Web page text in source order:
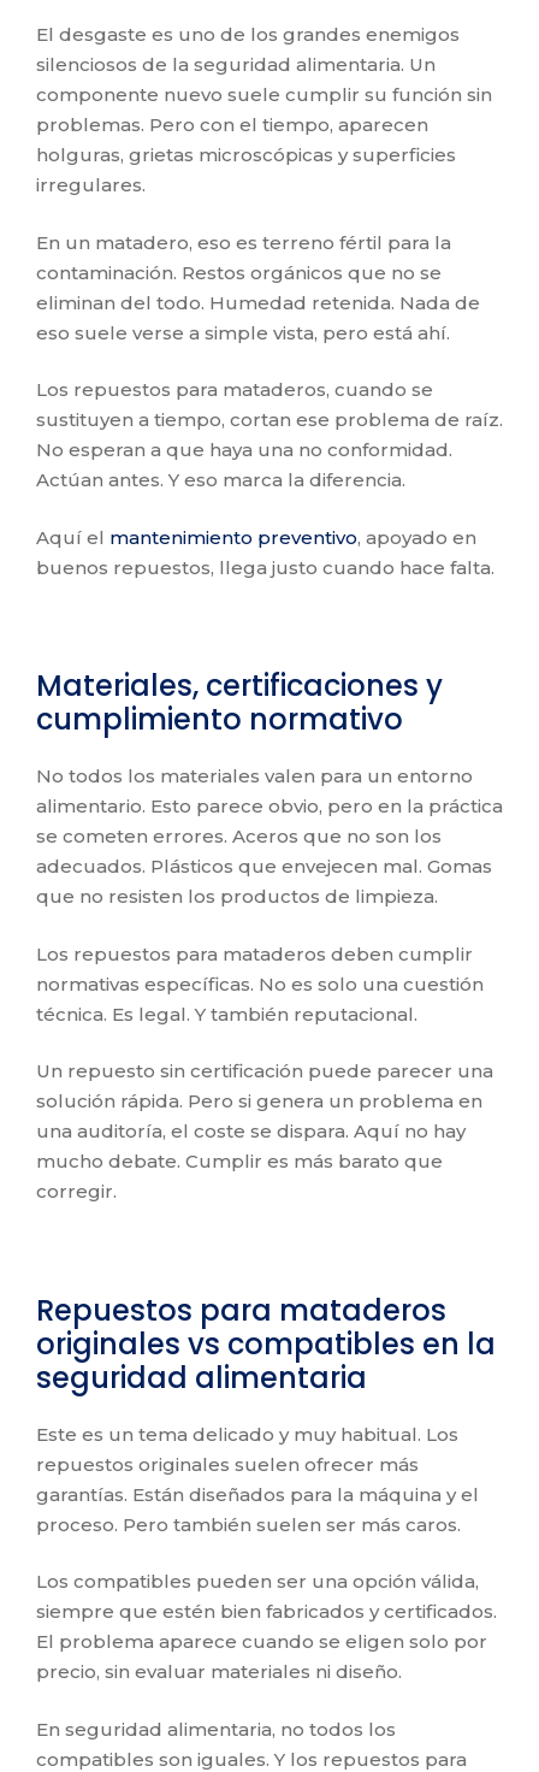
El desgaste es uno de los grandes enemigos
silenciosos de la seguridad alimentaria. Un
componente nuevo suele cumplir su función sin
problemas. Pero con el tiempo, aparecen
holguras, grietas microscópicas y superficies
irregulares.
En un matadero, eso es terreno fértil para la
contaminación. Restos orgánicos que no se
eliminan del todo. Humedad retenida. Nada de
eso suele verse a simple vista, pero está ahí.
Los repuestos para mataderos, cuando se
sustituyen a tiempo, cortan ese problema de raíz.
No esperan a que haya una no conformidad.
Actúan antes. Y eso marca la diferencia.
Aquí el mantenimiento preventivo, apoyado en
buenos repuestos, llega justo cuando hace falta.
Materiales, certificaciones y
cumplimiento normativo
No todos los materiales valen para un entorno
alimentario. Esto parece obvio, pero en la práctica
se cometen errores. Aceros que no son los
adecuados. Plásticos que envejecen mal. Gomas
que no resisten los productos de limpieza.
Los repuestos para mataderos deben cumplir
normativas específicas. No es solo una cuestión
técnica. Es legal. Y también reputacional.
Un repuesto sin certificación puede parecer una
solución rápida. Pero si genera un problema en
una auditoría, el coste se dispara. Aquí no hay
mucho debate. Cumplir es más barato que
corregir.
Repuestos para mataderos
originales vs compatibles en la
seguridad alimentaria
Este es un tema delicado y muy habitual. Los
repuestos originales suelen ofrecer más
garantías. Están diseñados para la máquina y el
proceso. Pero también suelen ser más caros.
Los compatibles pueden ser una opción válida,
siempre que estén bien fabricados y certificados.
El problema aparece cuando se eligen solo por
precio, sin evaluar materiales ni diseño.
En seguridad alimentaria, no todos los
compatibles son iguales. Y los repuestos para